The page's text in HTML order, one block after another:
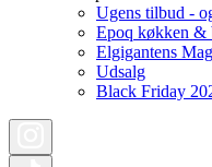
Ugens tilbud -
Epoq køkken &
Elgigantens
Udsalg
Black Friday